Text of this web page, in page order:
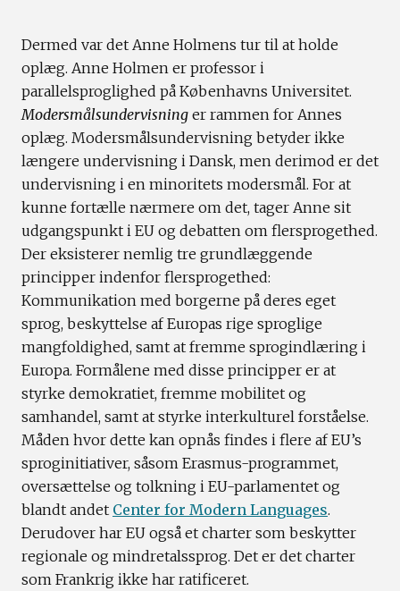
Dermed var det Anne Holmens tur til at holde
oplæg. Anne Holmen er professor i
parallelsproglighed på Københavns Universitet.
Modersmålsundervisning er rammen for Annes
oplæg. Modersmålsundervisning betyder ikke
længere undervisning i Dansk, men derimod er det
undervisning i en minoritets modersmål. For at
kunne fortælle nærmere om det, tager Anne sit
udgangspunkt i EU og debatten om flersprogethed.
Der eksisterer nemlig tre grundlæggende
principper indenfor flersprogethed:
Kommunikation med borgerne på deres eget
sprog, beskyttelse af Europas rige sproglige
mangfoldighed, samt at fremme sprogindlæring i
Europa. Formålene med disse principper er at
styrke demokratiet, fremme mobilitet og
samhandel, samt at styrke interkulturel forståelse.
Måden hvor dette kan opnås findes i flere af EU’s
sproginitiativer, såsom Erasmus-programmet,
oversættelse og tolkning i EU-parlamentet og
blandt andet Center for Modern Languages.
Derudover har EU også et charter som beskytter
regionale og mindretalssprog. Det er det charter
som Frankrig ikke har ratificeret.